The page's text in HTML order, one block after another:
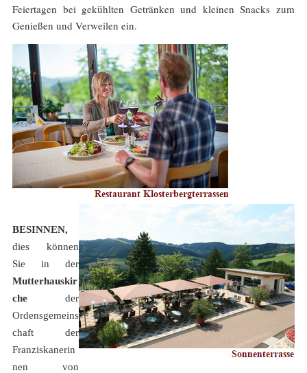
Feiertagen bei gekühlten Getränken und kleinen Snacks zum
Genießen und Verweilen ein.
BESINNEN,
dies können
Sie in der
Mutterhauskir
che der
Ordensgemeins
chaft der
Franziskanerin
nen von